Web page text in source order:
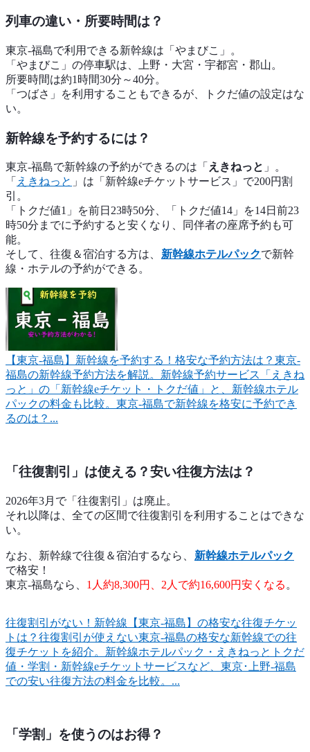
列車の違い・所要時間は？
東京-福島で利用できる新幹線は「やまびこ」。
「やまびこ」の停車駅は、上野・大宮・宇都宮・郡山。
所要時間は約1時間30分～40分。
「つばさ」を利用することもできるが、トクだ値の設定はな
い。
新幹線を予約するには？
東京-福島で新幹線の予約ができるのは「 えきねっと 」。
「 えきねっと 」は「新幹線eチケットサービス」で200円割
引。
「トクだ値1」を前日23時50分、「トクだ値14」を14日前23
時50分までに予約すると安くなり、同伴者の座席予約も可
能。
そして、往復＆宿泊する方は、 新幹線ホテルパックで新幹
線・ホテルの予約ができる。
【東京-福島】新幹線を予約する！格安な予約方法は？ 東京-
福島の新幹線予約方法を解説。新幹線予約サービス「えきね
っと」の「新幹線eチケット・トクだ値」と、新幹線ホテル
パックの料金も比較。東京-福島で新幹線を格安に予約でき
るのは？...
「往復割引」は使える？安い往復方法は？
2026年3月で「往復割引」は廃止。
それ以降は、全ての区間で往復割引を利用することはできな
い。
なお、新幹線で往復＆宿泊するなら、
新幹線ホテルパック
で格安！
東京-福島なら、 1人約8,300円、2人で約16,600円安くなる 。
往復割引がない！新幹線【東京‐福島】の格安な往復チケッ
トは？ 往復割引が使えない東京-福島の格安な新幹線での往
復チケットを紹介。新幹線ホテルパック・えきねっとトクだ
値・学割・新幹線eチケットサービスなど、東京･上野-福島
での安い往復方法の料金を比較。...
「学割」を使うのはお得？